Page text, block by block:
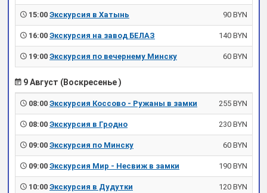
15:00 Экскурсия в Хатынь 90 BYN
16:00 Экскурсия на завод БЕЛАЗ 140 BYN
19:00 Экскурсия по вечернему Минску 60 BYN
9 Август (Воскресенье )
08:00 Экскурсия Коссово - Ружаны в замки 255 BYN
08:00 Экскурсия в Гродно 230 BYN
09:00 Экскурсия по Минску 60 BYN
09:00 Экскурсия Мир - Несвиж в замки 190 BYN
10:00 Экскурсия в Дудутки 120 BYN